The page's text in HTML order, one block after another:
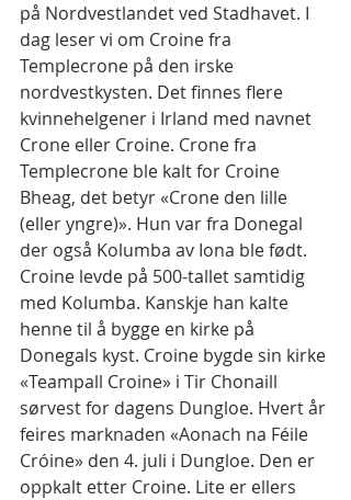
på Nordvestlandet ved Stadhavet. I
dag leser vi om Croine fra
Templecrone på den irske
nordvestkysten. Det finnes flere
kvinnehelgener i Irland med navnet
Crone eller Croine. Crone fra
Templecrone ble kalt for Croine
Bheag, det betyr «Crone den lille
(eller yngre)». Hun var fra Donegal
der også Kolumba av Iona ble født.
Croine levde på 500-tallet samtidig
med Kolumba. Kanskje han kalte
henne til å bygge en kirke på
Donegals kyst. Croine bygde sin kirke
«Teampall Croine» i Tir Chonaill
sørvest for dagens Dungloe. Hvert år
feires marknaden «Aonach na Féile
Cróine» den 4. juli i Dungloe. Den er
oppkalt etter Croine. Lite er ellers